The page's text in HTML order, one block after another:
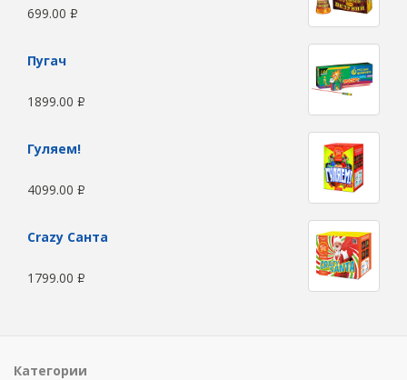
699.00 Р
Пугач
1899.00 Р
Гуляем!
4099.00 Р
Сrazy Санта
1799.00 Р
Категории